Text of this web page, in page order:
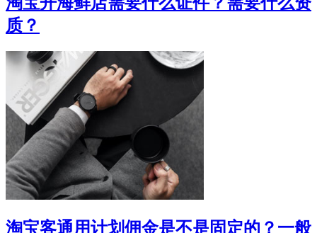
质？
淘宝客通用计划佣金是不是固定的？一般